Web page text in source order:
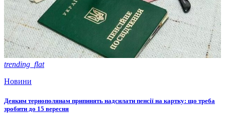
trending_flat
Новини
Деяким тернополянам припинять надсилати пенсії на картку: що треба
зробити до 15 вересня